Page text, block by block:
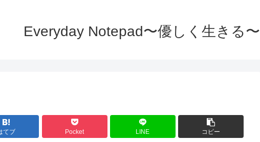
Everyday Notepad〜優しく生きる〜
てブ Pocket LINE コピー